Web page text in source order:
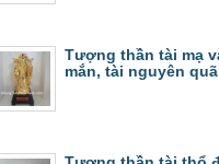
Tượng thần tài mạ
mắn, tài nguyên